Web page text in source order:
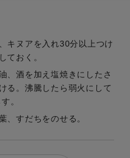
キヌアを入れ30分以上つけ
ておく。
、酒を加え塩焼きにしたさ
る。沸騰したら弱火にして
。
、すだちをのせる。